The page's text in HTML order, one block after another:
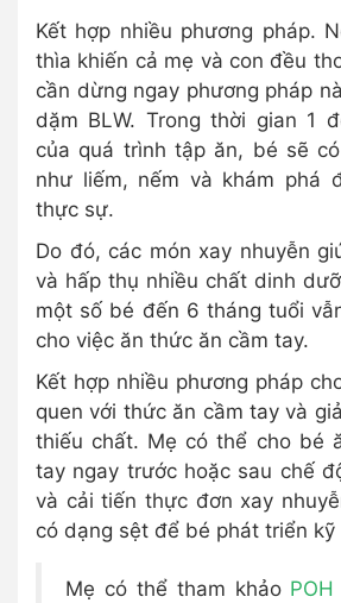
Kết hợp nhiều phương pháp.
thìa khiến cả mẹ và con đều
cần dừng ngay phương pháp
dặm BLW. Trong thời gian 1
của quá trình tập ăn, bé sẽ
như liếm, nếm và khám phá
thực sự.
Do đó, các món xay nhuyễn
và hấp thụ nhiều chất dinh
một số bé đến 6 tháng tuổi
cho việc ăn thức ăn cầm tay.
Kết hợp nhiều phương pháp
quen với thức ăn cầm tay và
thiếu chất. Mẹ có thể cho bé
tay ngay trước hoặc sau chế
và cải tiến thực đơn xay
có dạng sệt để bé phát triển kỹ
Mẹ có thể tham khảo